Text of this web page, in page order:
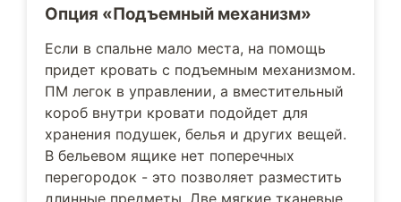
Опция «Подъемный механизм»
Если в спальне мало места, на помощь
придет кровать с подъемным механизмом.
ПМ легок в управлении, а вместительный
короб внутри кровати подойдет для
хранения подушек, белья и других вещей.
В бельевом ящике нет поперечных
перегородок - это позволяет разместить
длинные предметы. Две мягкие тканевые